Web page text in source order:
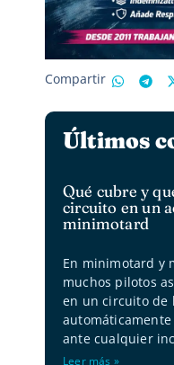
Compartir
Últimos
Qué cubre y
circuito en un
minimotard
En minimotard y
muchos pilotos
en un circuito de
ante cualquier
Leer más »